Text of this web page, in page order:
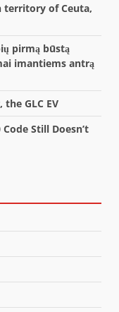
territory of Ceuta,
pirmą būstą
imantiems antrą
GLC EV
Still Doesn’t